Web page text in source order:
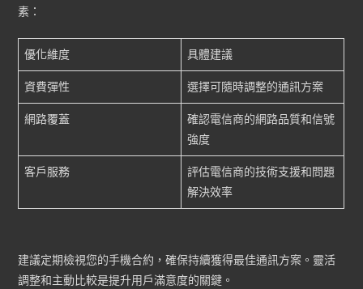
素：
優化維度 具體建議
資費彈性 選擇可隨時調整的通訊方案
網路覆蓋
確認電信商的網路品質和信號
強度
客戶服務
評估電信商的技術支援和問題
解決效率
建議定期檢視您的手機合約，確保持續獲得最佳通訊方案。靈活
調整和主動比較是提升用戶滿意度的關鍵。